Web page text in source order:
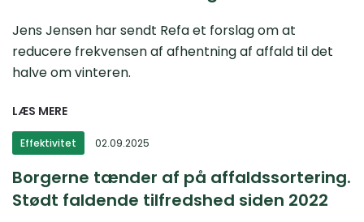
Jens Jensen har sendt Refa et forslag om at
reducere frekvensen af afhentning af affald til det
halve om vinteren.
LÆS MERE
Effektivitet 02.09.2025
Borgerne tænder af på affaldssortering.
Stødt faldende tilfredshed siden 2022